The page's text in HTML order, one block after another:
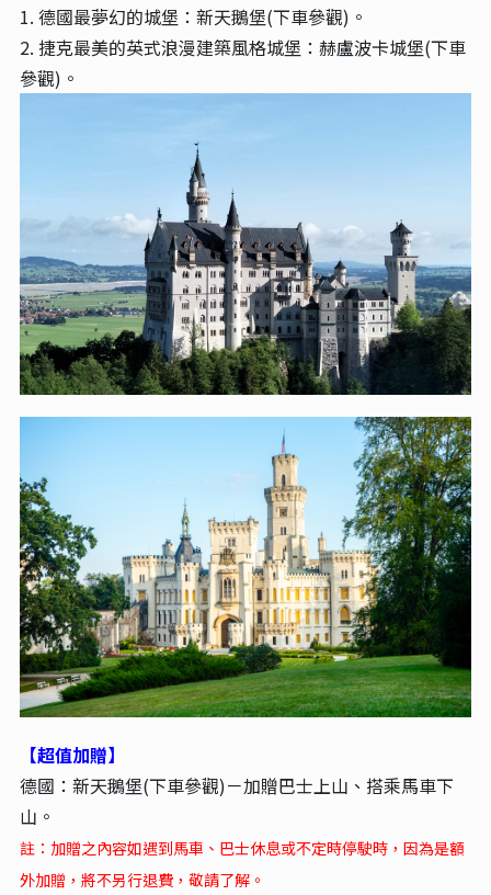
1. 德國最夢幻的城堡：新天鵝堡(下車參觀)。
2. 捷克最美的英式浪漫建築風格城堡：赫盧波卡城堡(下車
參觀)。
【超值加贈】
德國：新天鵝堡(下車參觀)－加贈巴士上山、搭乘馬車下
山。
註：加贈之內容如遇到馬車、巴士休息或不定時停駛時， 因為是額
外加贈， 將不另行退費，敬請了解。